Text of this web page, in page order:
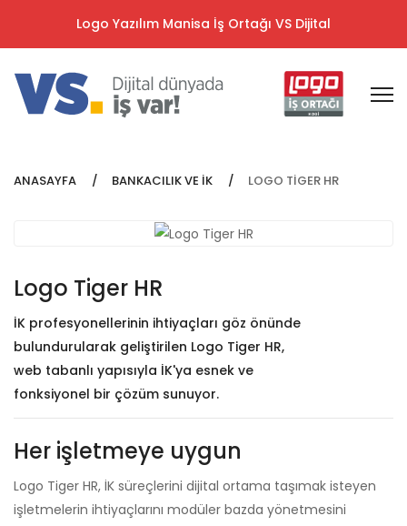
Logo Yazılım Manisa İş Ortağı VS Dijital
ANASAYFA BANKACILIK VE İK LOGO TIGER HR
Logo Tiger HR
İK profesyonellerinin ihtiyaçları göz önünde
bulundurularak geliştirilen Logo Tiger HR,
web tabanlı yapısıyla İK'ya esnek ve
fonksiyonel bir çözüm sunuyor.
Her işletmeye uygun
Logo Tiger HR, İK süreçlerini dijital ortama taşımak isteyen
işletmelerin ihtiyaçlarını modüler bazda yönetmesini